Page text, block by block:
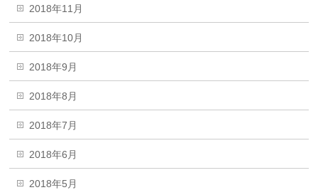
2018年11月
2018年10月
2018年9月
2018年8月
2018年7月
2018年6月
2018年5月